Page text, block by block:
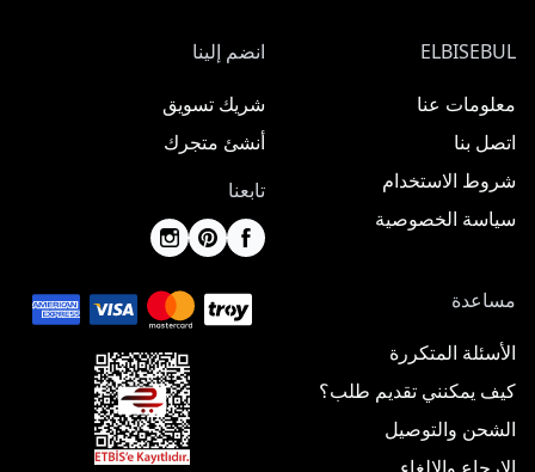
ELBISEBUL
معلومات عنا
اتصل بنا
شروط الاستخدام
سياسة الخصوصية
انضم إلينا
شريك تسويق
أنشئ متجرك
تابعنا
مساعدة
الأسئلة المتكررة
كيف يمكنني تقديم طلب؟
الشحن والتوصيل